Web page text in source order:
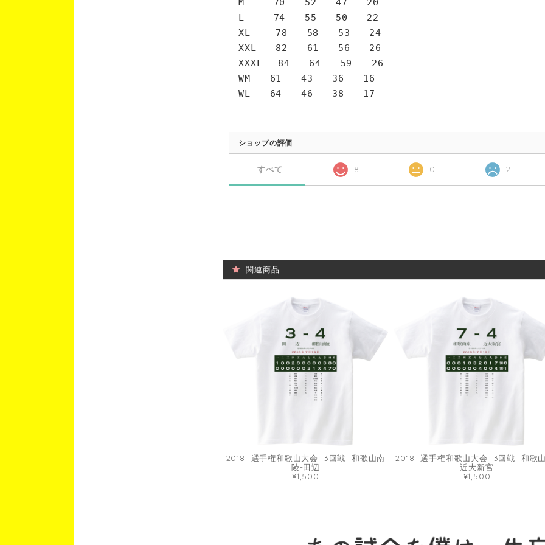
L 74 55 50 22
XL 78 58 53 24
XXL 82 61 56 26
XXXL 84 64 59 26
WM 61 43 36 16
WL 64 46 38 17
ショップの評価
すべて 8 0 2
関連商品
2018_選手権和歌山大会_3回戦_和歌山南
陵-田辺
¥1,500
2018_選手権和歌山大会_3回戦_和歌
近大新宮
¥1,500